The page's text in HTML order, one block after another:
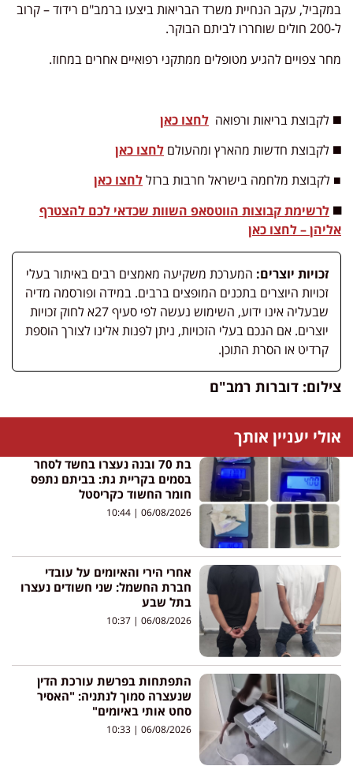
במקביל, עקב הנחיית משרד הבריאות ביצעו ברמב"ם רידוד – קרוב
ל-200 חולים שוחררו לביתם הבוקר.
מחר צפויים להגיע מטופלים ממתקני רפואיים אחרים במחוז.
◼️ לקבוצת בריאות ורפואה לחצו כאן
◼️ לקבוצת חדשות מהארץ ומהעולם לחצו כאן
■ לקבוצת מלחמה בישראל חרבות ברזללחצו כאן
◼️ לרשימת קבוצות הווטסאפ השוות שכדאי לכם להצטרף
אליהן – לחצו כאן
זכויות יוצרים: המערכת משקיעה מאמצים רבים באיתור בעלי
זכויות היוצרים בתכנים המופצים ברבים. במידה ופורסמה מדיה
שבעליה אינו ידוע, השימוש נעשה לפי סעיף 27א לחוק זכויות
יוצרים. אם הנכם בעלי הזכויות, ניתן לפנות אלינו לצורך הוספת
קרדיט או הסרת התוכן.
צילום: דוברות רמב"ם
אולי יעניין אותך
בת 70 ובנה נעצרו בחשד לסחר
בסמים בקריית גת: בביתם נתפס
חומר החשוד כקריסטל
06/08/2026
אחרי הירי והאיומים על עובדי
חברת החשמל: שני חשודים נעצרו
בתל שבע
06/08/2026
התפתחות בפרשת עורכת הדין
שנעצרה סמוך לנתניה: "האסיר
סחט אותי באיומים"
06/08/2026